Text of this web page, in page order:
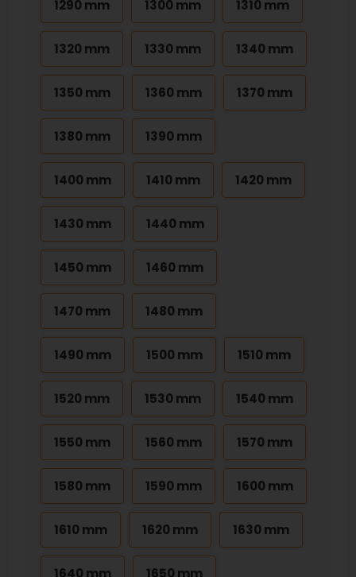
1290 mm 1300 mm 1310 mm
1320 mm 1330 mm 1340 mm
1350 mm 1360 mm 1370 mm
1380 mm 1390 mm
1400 mm 1410 mm 1420 mm
1430 mm 1440 mm
1450 mm 1460 mm
1470 mm 1480 mm
1490 mm 1500 mm 1510 mm
1520 mm 1530 mm 1540 mm
1550 mm 1560 mm 1570 mm
1580 mm 1590 mm 1600 mm
1610 mm 1620 mm 1630 mm
1640 mm 1650 mm